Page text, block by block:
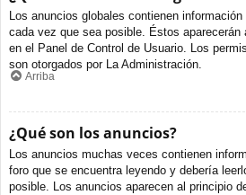
Los anuncios globales contienen
cada vez que sea posible. Éstos aparecerán
en el Panel de Control de Usuario. Los
son otorgados por La Administración.
Arriba
¿Qué son los anuncios?
Los anuncios muchas veces contienen
foro que se encuentra leyendo y debería
posible. Los anuncios aparecen al principio